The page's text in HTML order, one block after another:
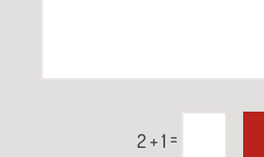
2 + 1 =